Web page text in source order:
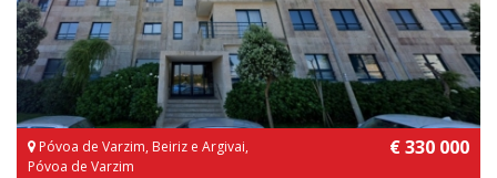
Póvoa de Varzim, Beiriz e Argivai,
Póvoa de Varzim
€ 330 000